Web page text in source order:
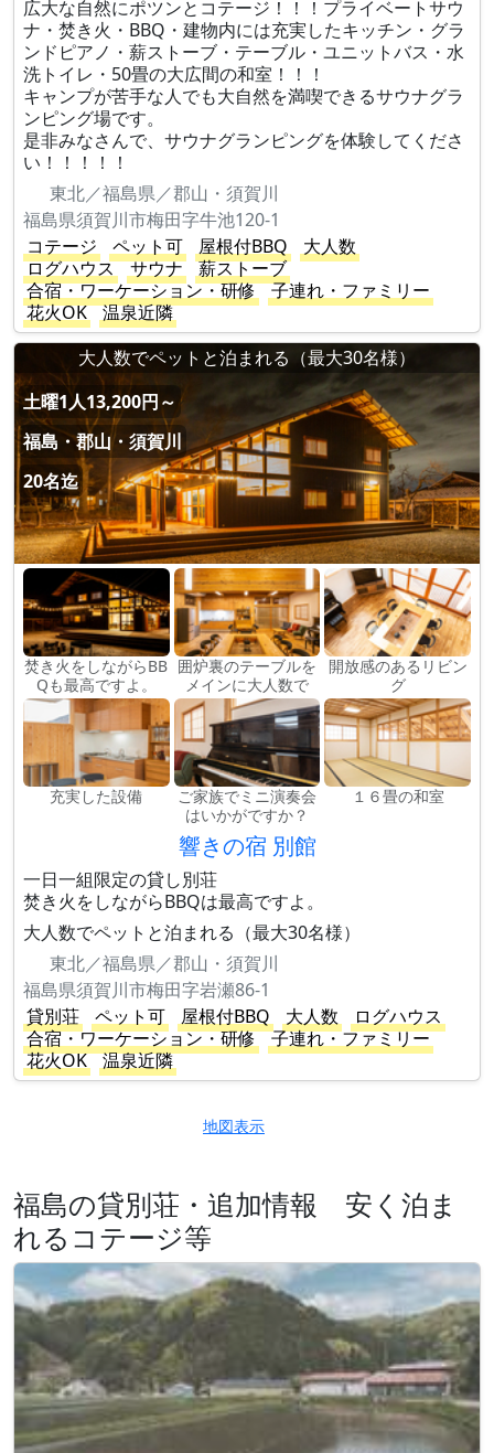
広大な自然にポツンとコテージ！！！プライベートサウ
ナ・焚き火・BBQ・建物内には充実したキッチン・グラ
ンドピアノ・薪ストーブ・テーブル・ユニットバス・水
洗トイレ・50畳の大広間の和室！！！
キャンプが苦手な人でも大自然を満喫できるサウナグラ
ンピング場です。
是非みなさんで、サウナグランピングを体験してくださ
い！！！！！
東北／福島県／郡山・須賀川
福島県須賀川市梅田字牛池120-1
コテージ
ペット可 屋根付BBQ
大人数
ログハウス
サウナ
薪ストーブ
合宿・ワーケーション・研修
子連れ・ファミリー
花火OK
温泉近隣
大人数でペットと泊まれる（最大30名様）
土曜1人13,200円～
福島・郡山・須賀川
20名迄
焚き火をしながらBB
Qも最高ですよ。
囲炉裏のテーブルを
メインに大人数で
開放感のあるリビン
グ
充実した設備
ご家族でミニ演奏会
はいかがですか？
１６畳の和室
響きの宿 別館
一日一組限定の貸し別荘
焚き火をしながらBBQは最高ですよ。
大人数でペットと泊まれる（最大30名様）
東北／福島県／郡山・須賀川
福島県須賀川市梅田字岩瀬86-1
貸別荘
ペット可 屋根付BBQ 大人数
ログハウス
合宿・ワーケーション・研修
子連れ・ファミリー
花火OK
温泉近隣
地図表示
福島の貸別荘・追加情報 安く泊ま
れるコテージ等